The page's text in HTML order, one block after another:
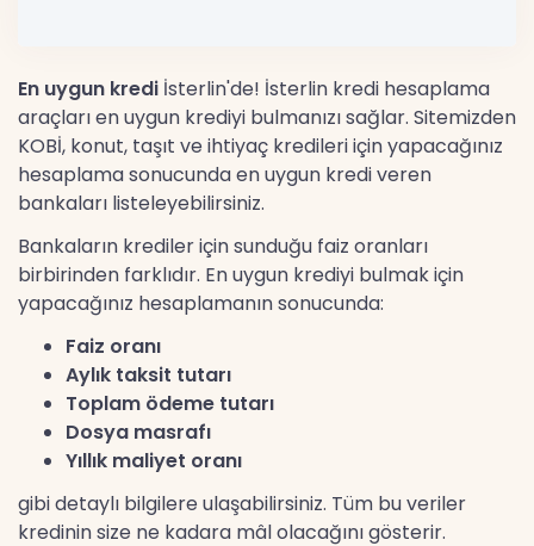
En uygun kredi İsterlin'de! İsterlin kredi hesaplama
araçları en uygun krediyi bulmanızı sağlar. Sitemizden
KOBİ, konut, taşıt ve ihtiyaç kredileri için yapacağınız
hesaplama sonucunda en uygun kredi veren
bankaları listeleyebilirsiniz.
Bankaların krediler için sunduğu faiz oranları
birbirinden farklıdır. En uygun krediyi bulmak için
yapacağınız hesaplamanın sonucunda:
Faiz oranı
Aylık taksit tutarı
Toplam ödeme tutarı
Dosya masrafı
Yıllık maliyet oranı
gibi detaylı bilgilere ulaşabilirsiniz. Tüm bu veriler
kredinin size ne kadara mâl olacağını gösterir.